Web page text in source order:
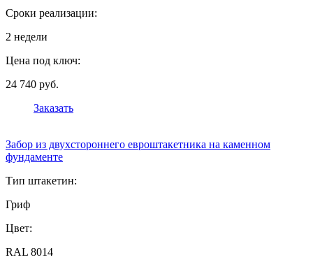
Сроки реализации:
2 недели
Цена под ключ:
24 740 руб.
Заказать
Забор из двухстороннего евроштакетника на каменном
фундаменте
Тип штакетин:
Гриф
Цвет:
RAL 8014